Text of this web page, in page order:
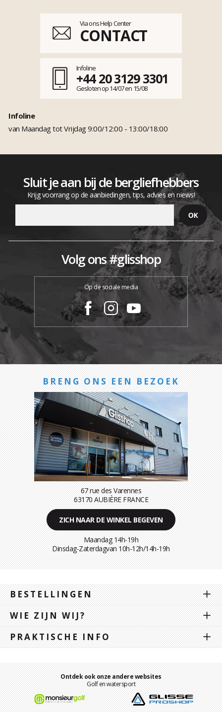
Via ons Help Center
CONTACT
Infoline
+44 20 3129 3301
Gesloten op 14/07 en 15/08
Infoline
van Maandag tot Vrijdag 9:00/12:00 - 13:00/18:00
Sluit je aan bij de bergliefhebbers
Krijg voorrang op de aanbiedingen, tips, advies en niews!
Volg ons #glisshop
Op de sociale media
BRENG ONS EEN BEZOEK
67 rue des Varennes
63170 AUBIÈRE FRANCE
ZICH NAAR DE WINKEL BEGEVEN
Maandag 14h-19h
Dinsdag-Zaterdagvan 10h-12h/14h-19h
BESTELLINGEN
WIE ZIJN WIJ?
PRAKTISCHE INFO
Ontdek ook onze andere websites
Golf en watersport